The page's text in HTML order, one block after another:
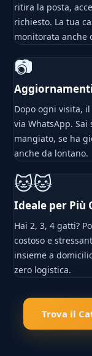
ritira la posta,
richiesto. La tua
monitorata anche
📷
Dopo ogni visita,
via WhatsApp.
mangiato, se ha
anche da lontano.
🐱🐱
Ideale per Più
Hai 2, 3, 4 gatti?
costoso e
insieme a
zero logistica.
Trova il